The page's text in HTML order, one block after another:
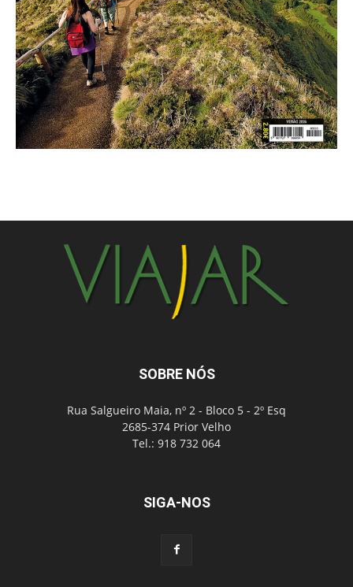
SOBRE NÓS
Rua Salgueiro Maia, nº 2 - Bloco 5 - 2º Esq
2685-374 Prior Velho
Tel.: 918 732 064
SIGA-NOS